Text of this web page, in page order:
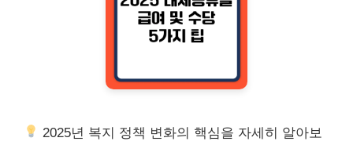
2025년 복지 정책 변화의 핵심을 자세히 알아보